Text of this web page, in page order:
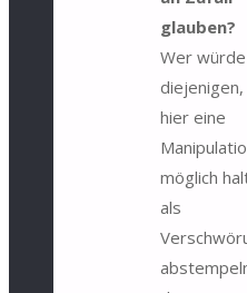
glauben?
Wer würde
diejenigen,
hier eine
möglich
als